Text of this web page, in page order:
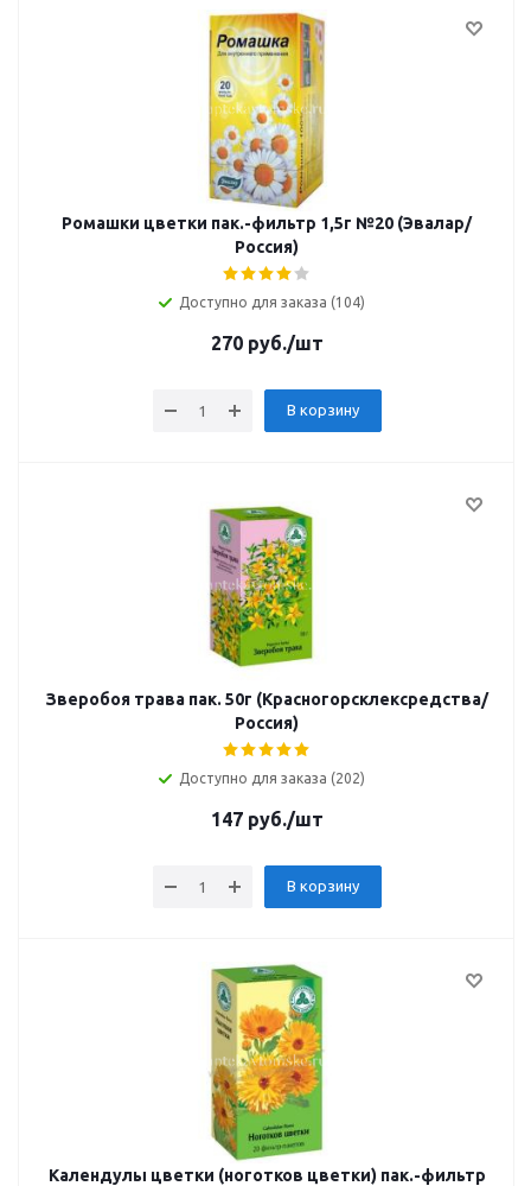
Ромашки цветки пак.-фильтр 1,5г №20 (Эвалар/
Россия)
Доступно для заказа (104)
270руб./шт
В корзину
Зверобоя трава пак. 50г (Красногорсклексредства/
Россия)
Доступно для заказа (202)
147руб./шт
В корзину
Календулы цветки (ноготков цветки) пак.-фильтр